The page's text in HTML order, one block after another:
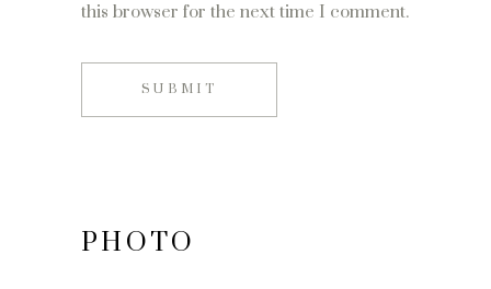
this browser for the next time I comment.
SUBMIT
PHOTO